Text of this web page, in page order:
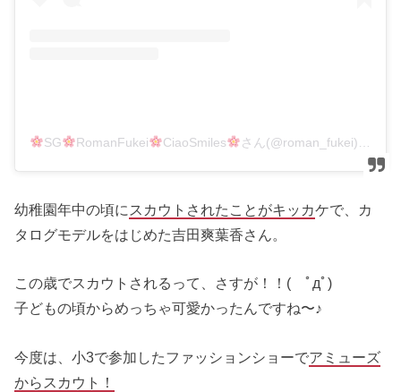
SG RomanFukei CiaoSmiles さん(@roman_fukei)がシェアした投稿
幼稚園年中の頃に スカウトされたことがキッカケで、カ
タログモデルをはじめた吉田爽葉香さん。
この歳でスカウトされるって、さすが！！( ﾟдﾟ)
子どもの頃からめっちゃ可愛かったんですね〜♪
今度は、小3で参加したファッションショーでアミューズ
からスカウト！